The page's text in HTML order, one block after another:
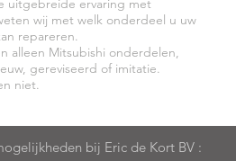
uitgebreide ervaring met
wij met welk onderdeel u uw
repareren.
alleen Mitsubishi onderdelen,
gereviseerd of imitatie.
niet.
bij Eric de Kort BV :